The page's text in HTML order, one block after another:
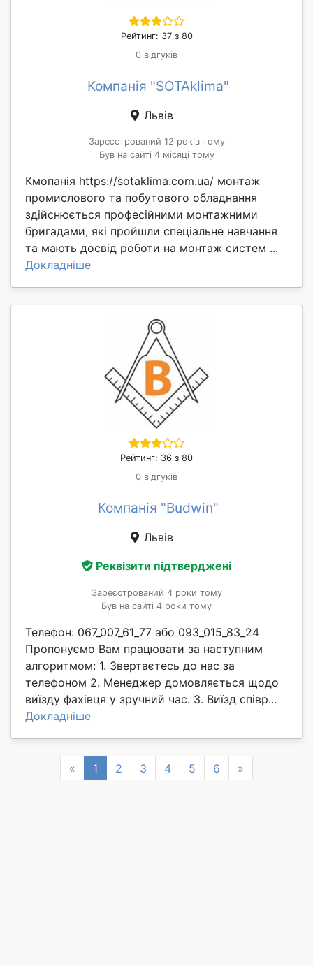
Рейтинг: 37 з 80
0 відгуків
Компанія "SOTAklima"
Львів
Зареєстрований 12 років тому
Був на сайті 4 місяці тому
Кмопанія https://sotaklima.com.ua/ монтаж
промислового та побутового обладнання
здійснюється професійними монтажними
бригадами, які пройшли спеціальне навчання
та мають досвід роботи на монтаж систем ...
Докладніше
Рейтинг: 36 з 80
0 відгуків
Компанія "Budwin"
Львів
Реквізити підтверджені
Зареєстрований 4 роки тому
Був на сайті 4 роки тому
Телефон: 067_007_61_77 або 093_015_83_24
Пропонуємо Вам працювати за наступним
алгоритмом: 1. Звертаєтесь до нас за
телефоном 2. Менеджер домовляється щодо
виїзду фахівця у зручний час. 3. Виїзд співр...
Докладніше
« Previous
1 2 3 4 5 6 »